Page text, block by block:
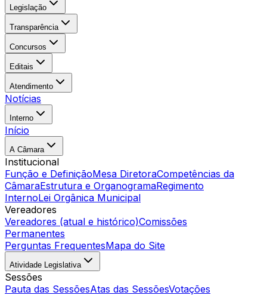
Legislação
Transparência
Concursos
Editais
Atendimento
Notícias
Interno
Início
A Câmara
Institucional
Função e DefiniçãoMesa DiretoraCompetências da
CâmaraEstrutura e OrganogramaRegimento
InternoLei Orgânica Municipal
Vereadores
Vereadores (atual e histórico)Comissões
Permanentes
Perguntas FrequentesMapa do Site
Atividade Legislativa
Sessões
Pauta das SessõesAtas das SessõesVotações